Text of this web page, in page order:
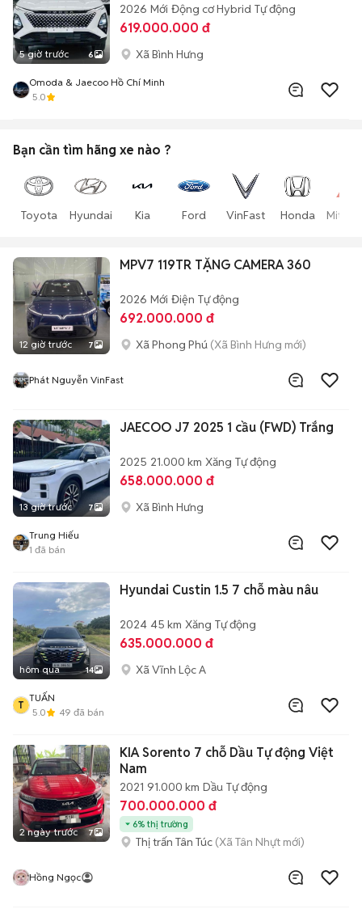
5 giờ trước 6
2026 Mới Động cơ Hybrid Tự động
619.000.000 đ
Xã Bình Hưng
Omoda & Jaecoo Hồ Chí Minh
5.0
Bạn cần tìm hãng xe nào ?
Toyota Hyundai Kia Ford VinFast Honda
12 giờ trước 7
MPV7 119TR TẶNG CAMERA 360
2026 Mới Điện Tự động
692.000.000 đ
Xã Phong Phú (Xã Bình Hưng mới)
Phát Nguyễn VinFast
13 giờ trước 7
JAECOO J7 2025 1 cầu (FWD) Trắng
2025 21.000 km Xăng Tự động
658.000.000 đ
Xã Bình Hưng
Trung Hiếu
1 đã bán
hôm qua 14
Hyundai Custin 1.5 7 chỗ màu nâu
2024 45 km Xăng Tự động
635.000.000 đ
Xã Vĩnh Lộc A
T
TUẤN
5.0
49 đã bán
2 ngày trước 7
KIA Sorento 7 chỗ Dầu Tự động Việt
Nam
2021 91.000 km Dầu Tự động
700.000.000 đ
6% thị trường
Thị trấn Tân Túc (Xã Tân Nhựt mới)
Hồng Ngọc